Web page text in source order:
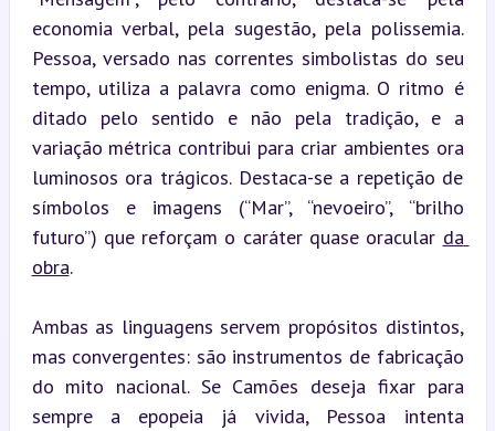
economia verbal, pela sugestão, pela polissemia.
Pessoa, versado nas correntes simbolistas do seu
tempo, utiliza a palavra como enigma. O ritmo é
ditado pelo sentido e não pela tradição, e a
variação métrica contribui para criar ambientes ora
luminosos ora trágicos. Destaca-se a repetição de
símbolos e imagens (“Mar”, “nevoeiro”, “brilho
futuro”) que reforçam o caráter quase oracular da
obra.
Ambas as linguagens servem propósitos distintos,
mas convergentes: são instrumentos de fabricação
do mito nacional. Se Camões deseja fixar para
sempre a epopeia já vivida, Pessoa intenta